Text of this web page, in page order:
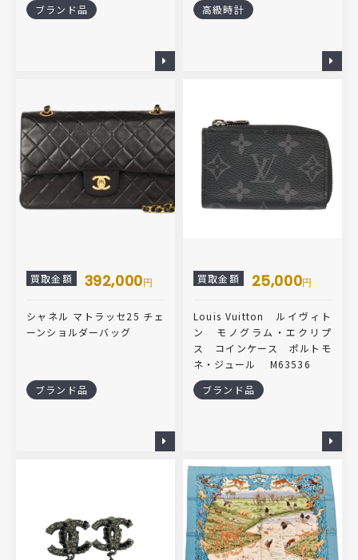
ブランド品
高級時計
買取金額 392,000円
シャネル マトラッセ25 チェ
ーンショルダーバッグ
ブランド品
買取金額 25,000円
Louis Vuitton ルイヴィト
ン モノグラム・エクリプ
ス コインケース ポルトモ
ネ・ジュール M63536
ブランド品